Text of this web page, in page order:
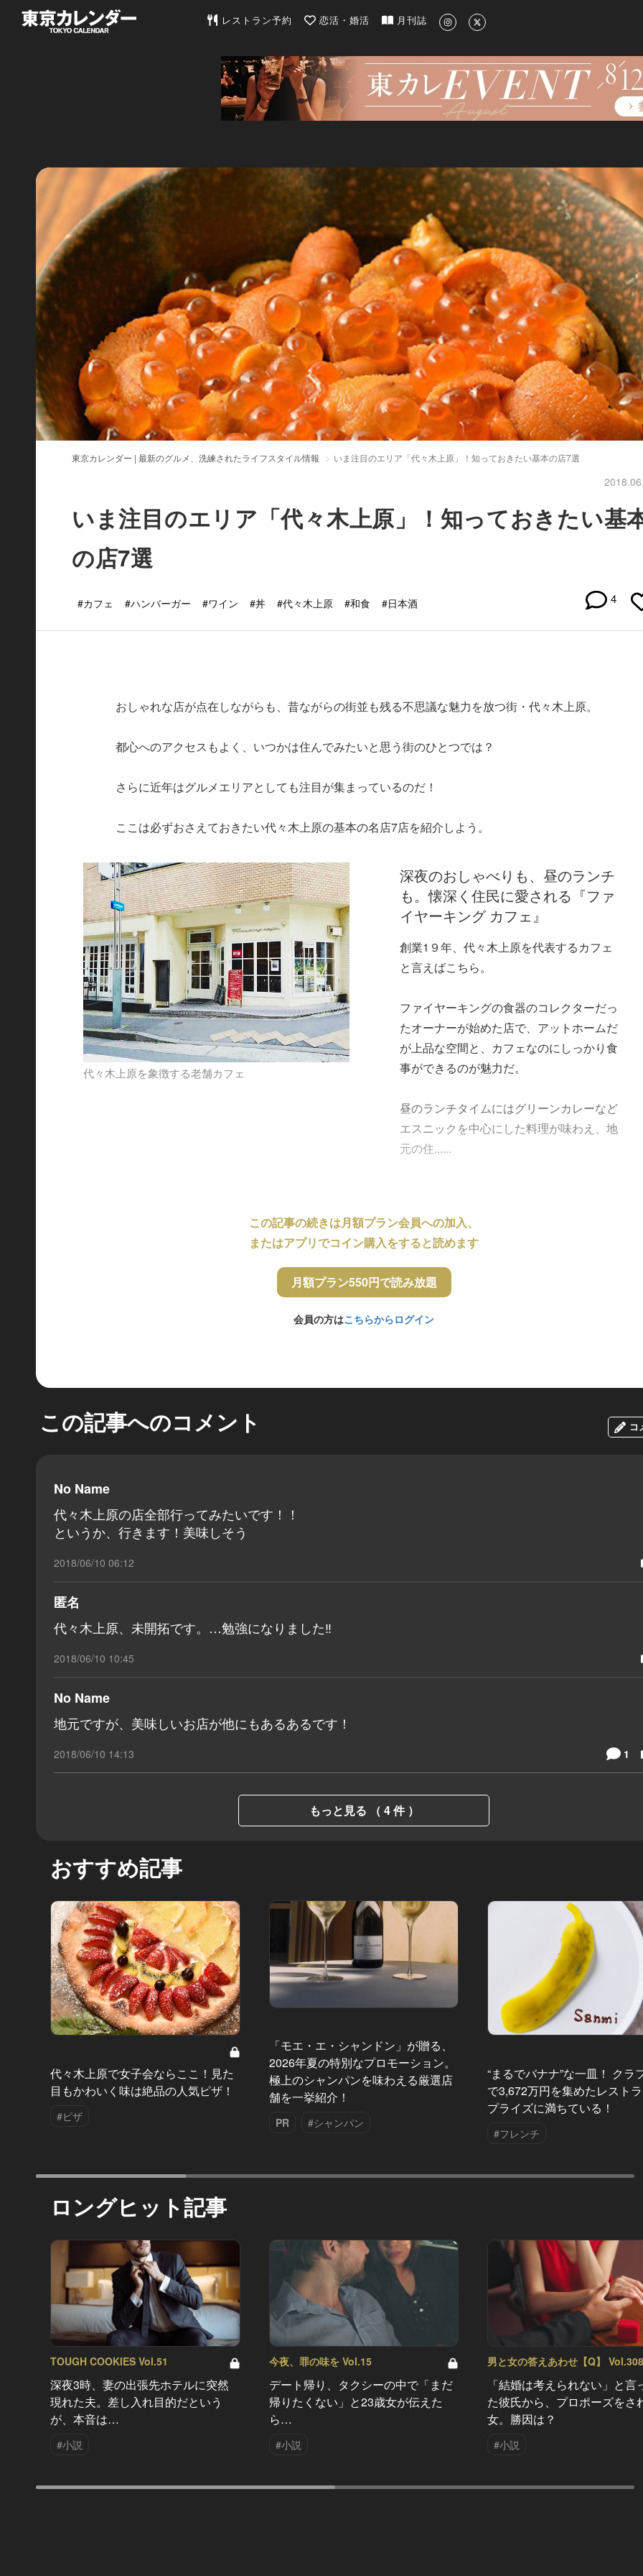
東京カレンダー | 最新のグルメ、洗練されたライフスタイル情報
レストラン予約 恋活・婚活 月刊誌
東京カレンダー | 最新のグルメ、洗練されたライフスタイル情報 いま注目のエリア「代々木上原」！知っておきたい基本の店7選
いま注目のエリア「代々木上原」！知っておきたい基
の店7選
#カフェ #ハンバーガー #ワイン #丼 #代々木上原 #和食 #日本酒 4
おしゃれな店が点在しながらも、昔ながらの街並も残る不思議な魅力を放つ街・代々木上原。
都心へのアクセスもよく、いつかは住んでみたいと思う街のひとつでは？
さらに近年はグルメエリアとしても注目が集まっているのだ！
ここは必ずおさえておきたい代々木上原の基本の名店7店を紹介しよう。
代々木上原を象徴する老舗カフェ
深夜のおしゃべりも、昼のランチ
も。懐深く住民に愛される『ファ
イヤーキング カフェ』
創業1９年、代々木上原を代表するカフェ
と言えばこちら。
ファイヤーキングの食器のコレクターだっ
たオーナーが始めた店で、アットホームだ
が上品な空間と、カフェなのにしっかり食
事ができるのが魅力だ。
昼のランチタイムにはグリーンカレーなど
エスニックを中心にした料理が味わえ、地
元の住......
この記事の続きは月額プラン会員への加入、
またはアプリでコイン購入をすると読めます
月額プラン550円で読み放題
会員の方はこちらからログイン
この記事へのコメント コ
No Name
代々木上原の店全部行ってみたいです！！
というか、行きます！美味しそう
2018/06/10 06:12
匿名
代々木上原、未開拓です。…勉強になりました‼️
2018/06/10 10:45
No Name
地元ですが、美味しいお店が他にもあるあるです！
2018/06/10 14:13 1
もっと見る （ 4 件 ）
おすすめ記事
代々木上原で女子会ならここ！見た
目もかわいく味は絶品の人気ピザ！
#ピザ
「モエ・エ・シャンドン」が贈る、
2026年夏の特別なプロモーション。
極上のシャンパンを味わえる厳選店
舗を一挙紹介！
PR #シャンパン
“まるでバナナ”な一皿！ クラ
で3,672万円を集めたレスト
プライズに満ちている！
#フレンチ
ロングヒット記事
TOUGH COOKIES Vol.51
深夜3時、妻の出張先ホテルに突然
現れた夫。差し入れ目的だという
が、本音は…
#小説
今夜、罪の味を Vol.15
デート帰り、タクシーの中で「まだ
帰りたくない」と23歳女が伝えた
ら…
#小説
男と女の答えあわせ【Q】
「結婚は考えられない」と言
た彼氏から、プロポーズをさ
女。勝因は？
#小説